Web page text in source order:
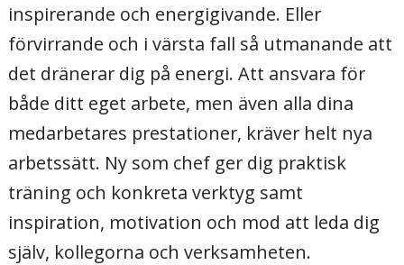
Skräddarsydda ledarutbildningar
Ny som chef
Ledare utan att vara chef
Från grupp till effektivt team
inspirerande och energigivande. Eller
förvirrande och i värsta fall så utmanande att
det dränerar dig på energi. Att ansvara för
både ditt eget arbete, men även alla dina
medarbetares prestationer, kräver helt nya
arbetssätt. Ny som chef ger dig praktisk
träning och konkreta verktyg samt
inspiration, motivation och mod att leda dig
själv, kollegorna och verksamheten.